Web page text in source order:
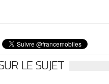
LE SUJET